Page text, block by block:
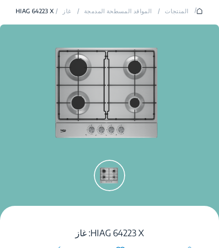
/ المنتجات / المواقد المسطحة المدمجة / غاز /
HIAG 64223 X
HIAG 64223 X: غاز